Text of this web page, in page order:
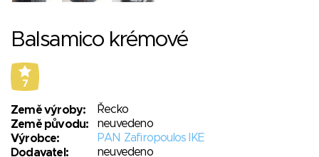
Balsamico krémové
7
Země výroby:
Řecko
Země původu:
neuvedeno
Výrobce:
PAN Zafiropoulos IKE
Dodavatel:
neuvedeno